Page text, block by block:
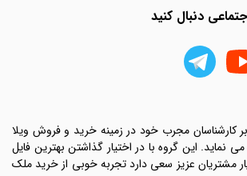
دنبال کنید
کارشناسان مجرب خود در زمینه خرید و فروش ویلا
نماید. این گروه با در اختیار گذاشتن بهترین فایل
مشتریان عزیز سعی دارد تجربه خوبی از خرید ملک